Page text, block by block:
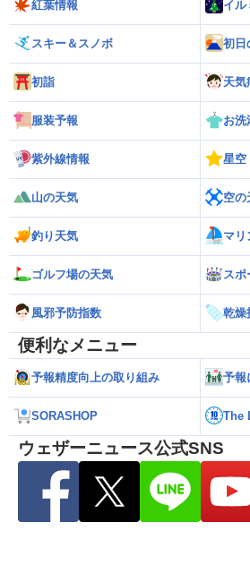
紅葉情報 イル
スキー＆スノボ 初日
初詣 天気
服装予報 お洗
紫外線情報 星空
山の天気 空の
釣り天気 マリ
ゴルフ場の天気 スポ
風邪予防指数 乾燥
便利なメニュー
予報精度向上の取り組み 予報
SORASHOP The
ウェザーニュース公式SNS